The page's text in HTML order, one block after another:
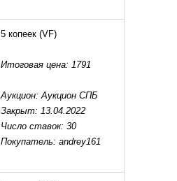
5 копеек (VF)
Итоговая цена: 1791
Аукцион: Аукцион СПБ
Закрыт: 13.04.2022
Число ставок: 30
Покупатель: andrey161